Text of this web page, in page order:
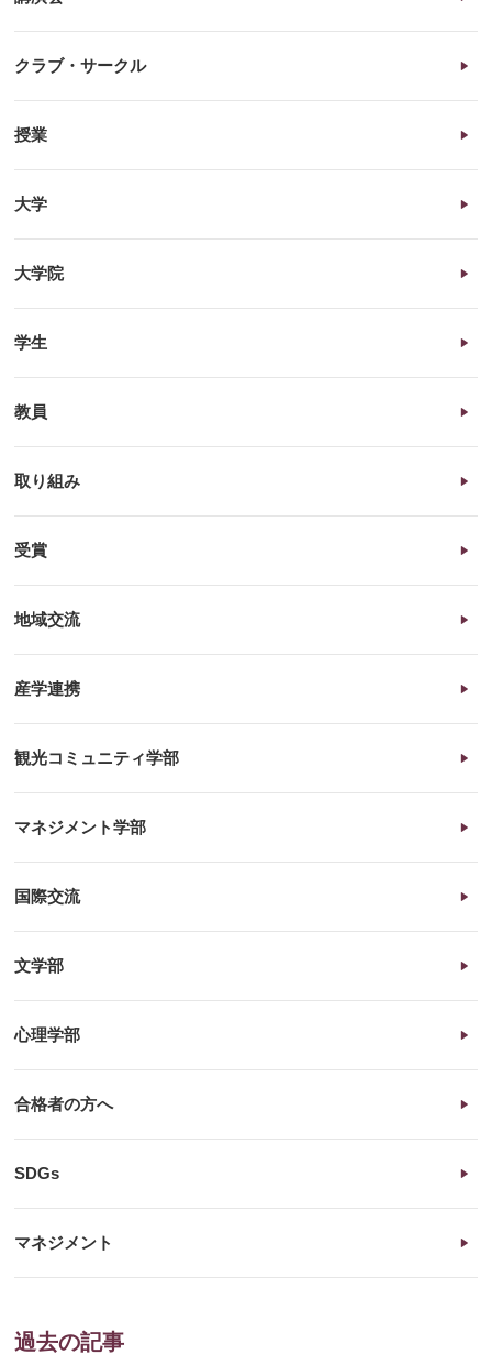
クラブ・サークル
授業
大学
大学院
学生
教員
取り組み
受賞
地域交流
産学連携
観光コミュニティ学部
マネジメント学部
国際交流
文学部
心理学部
合格者の方へ
SDGs
マネジメント
過去の記事